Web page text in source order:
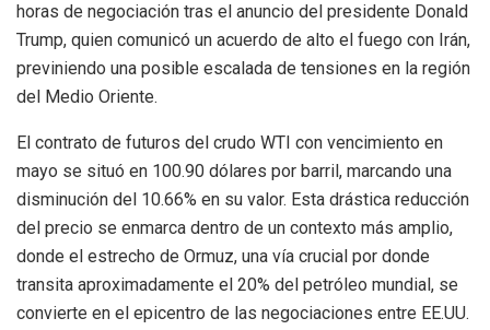
horas de negociación tras el anuncio del presidente Donald
Trump, quien comunicó un acuerdo de alto el fuego con Irán,
previniendo una posible escalada de tensiones en la región
del Medio Oriente.
El contrato de futuros del crudo WTI con vencimiento en
mayo se situó en 100.90 dólares por barril, marcando una
disminución del 10.66% en su valor. Esta drástica reducción
del precio se enmarca dentro de un contexto más amplio,
donde el estrecho de Ormuz, una vía crucial por donde
transita aproximadamente el 20% del petróleo mundial, se
convierte en el epicentro de las negociaciones entre EE.UU.